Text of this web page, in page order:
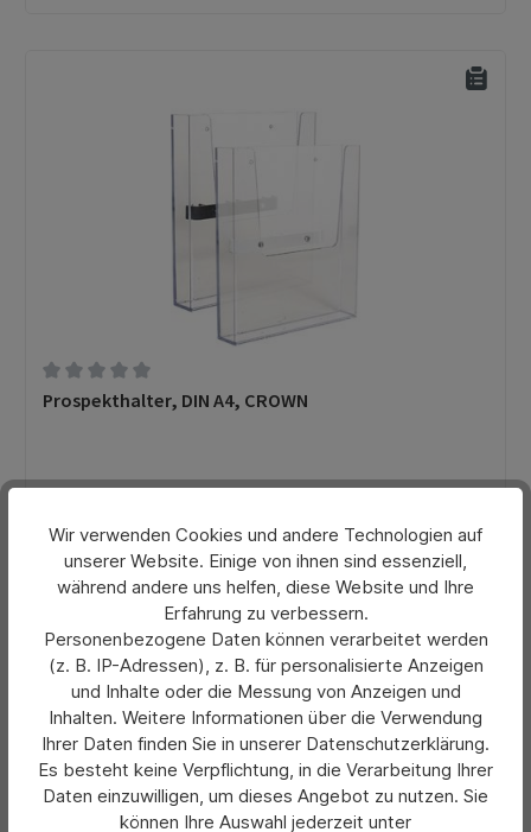
Durchschnittliche Bewertung von 0 von 5 Sternen
Prospekthalter, DIN A4, CROWN
Ab30,60 €*
Preise exkl. MwSt. zzgl. Versandkosten
Details
Wir verwenden Cookies und andere Technologien auf
unserer Website. Einige von ihnen sind essenziell,
während andere uns helfen, diese Website und Ihre
Erfahrung zu verbessern.
Personenbezogene Daten können verarbeitet werden
(z. B. IP-Adressen), z. B. für personalisierte Anzeigen
und Inhalte oder die Messung von Anzeigen und
Inhalten. Weitere Informationen über die Verwendung
Ihrer Daten finden Sie in unserer Datenschutzerklärung.
Es besteht keine Verpflichtung, in die Verarbeitung Ihrer
Daten einzuwilligen, um dieses Angebot zu nutzen. Sie
können Ihre Auswahl jederzeit unter